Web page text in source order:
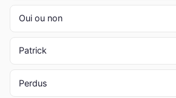
Oui ou non
Patrick
Perdus